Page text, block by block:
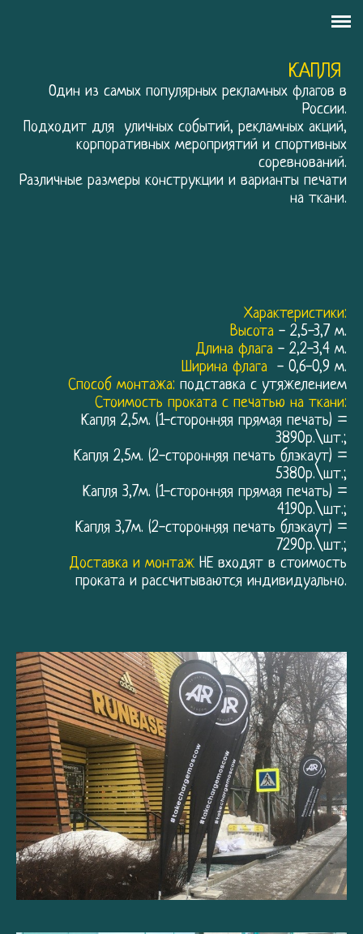
АРЕНДА
КОНТАКТЫ
КАПЛЯ
Один из самых популярных рекламных флагов в
России.
Подходит для уличных событий, рекламных акций,
корпоративных мероприятий и спортивных
соревнований.
Различные размеры конструкции и варианты печати
на ткани.
Характеристики:
Высота - 2,5-3,7 м.
Длина флага - 2,2-3,4 м.
Ширина флага - 0,6-0,9 м.
Способ монтажа: подставка с утяжелением
Стоимость проката с печатью на ткани:
Капля 2,5м. (1-сторонняя прямая печать) =
3890р.\шт.;
Капля 2,5м. (2-сторонняя печать блэкаут) =
5380р.\шт.;
Капля 3,7м. (1-сторонняя прямая печать) =
4190р.\шт.;
Капля 3,7м. (2-сторонняя печать блэкаут) =
7290р.\шт.;
Доставка и монтаж НЕ входят в стоимость
проката и рассчитываются индивидуально.